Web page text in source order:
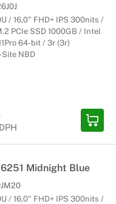
/ 16,0" FHD+ IPS 300nits /
PCIe SSD 1000GB / Intel
64-bit / 3r (3r)
NBD
Midnight Blue
/ 16,0" FHD+ IPS 300nits /